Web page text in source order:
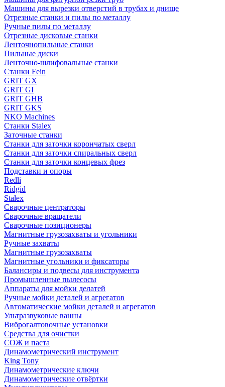
Машины для вырезки отверстий в трубах и днище
Отрезные станки и пилы по металлу
Ручные пилы по металлу
Отрезные дисковые станки
Ленточнопильные станки
Пильные диски
Ленточно-шлифовальные станки
Станки Fein
GRIT GX
GRIT GI
GRIT GHB
GRIT GKS
NKO Machines
Станки Stalex
Заточные станки
Станки для заточки корончатых сверл
Станки для заточки спиральных сверл
Станки для заточки концевых фрез
Подставки и опоры
Redli
Ridgid
Stalex
Сварочные центраторы
Сварочные вращатели
Сварочные позиционеры
Магнитные грузозахваты и угольники
Ручные захваты
Магнитные грузозахваты
Магнитные угольники и фиксаторы
Балансиры и подвесы для инструмента
Промышленные пылесосы
Аппараты для мойки делатей
Ручные мойки деталей и агрегатов
Автоматические мойки деталей и агрегатов
Ультразвуковые ванны
Виброгалтовочные установки
Средства для очистки
СОЖ и паста
Динамометрический инструмент
King Tony
Динамометрические ключи
Динамометрические отвёртки